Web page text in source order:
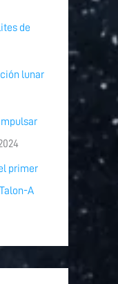
de
lunar
primer
A